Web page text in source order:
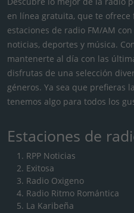
en línea gratuita, que te ofrece
estaciones de radio FM/AM
noticias, deportes y música.
mantenerte al día con las
disfrutas de una selección
géneros. Ya sea que prefieras
tenemos algo para todos los
Estaciones de
RPP Noticias
Exitosa
Radio Oxigeno
Radio Ritmo Romántica
La Karibeña